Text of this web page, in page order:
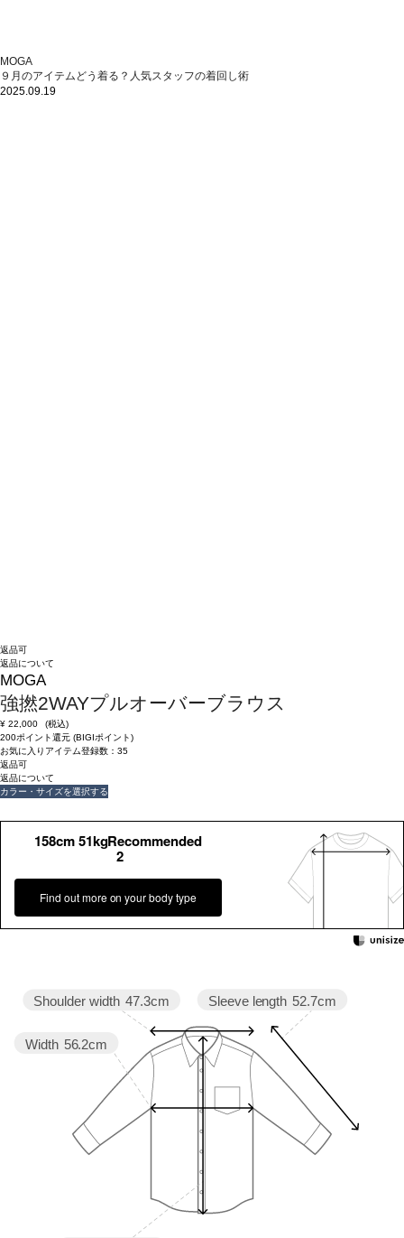
MOGA
９月のアイテムどう着る？人気スタッフの着回し術
2025.09.19
返品可
返品について
MOGA
強撚2WAYプルオーバーブラウス
¥ 22,000
(税込)
200ポイント還元 (BIGIポイント)
お気に入りアイテム登録数： 35
返品可
返品について
カラー・サイズを選択する
158cm 51kgRecommended
2
Find out more on your body type
Sleeve length 52.7cm
Width 56.2cm
Shoulder width 47.3cm